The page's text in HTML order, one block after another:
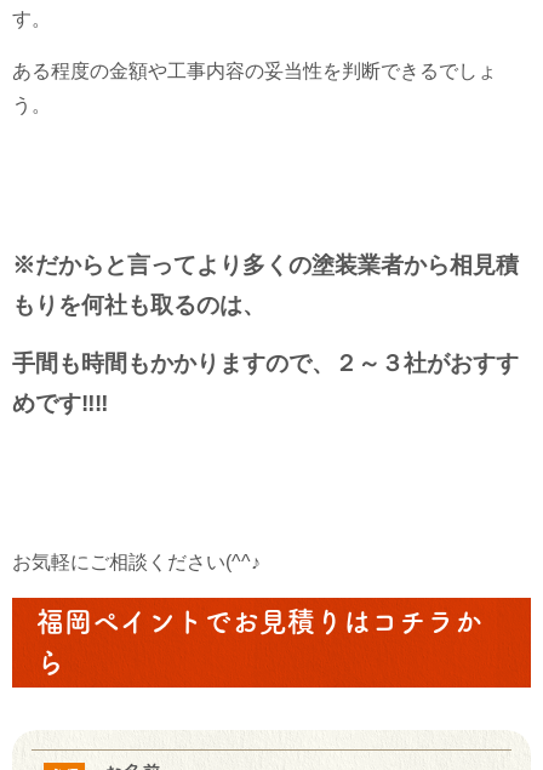
す。
ある程度の金額や工事内容の妥当性を判断できるでしょ
う。
※だからと言ってより多くの塗装業者から相見積
もりを何社も取るのは、
手間も時間もかかりますので、２～３社がおすす
めです‼‼
お気軽にご相談ください(^^♪
福岡ペイントでお見積りはコチラか
ら